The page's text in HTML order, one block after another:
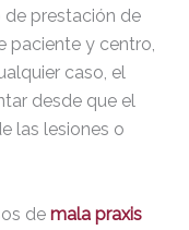
prestación de
paciente y centro,
caso, el
desde que el
las lesiones o
de mala praxis